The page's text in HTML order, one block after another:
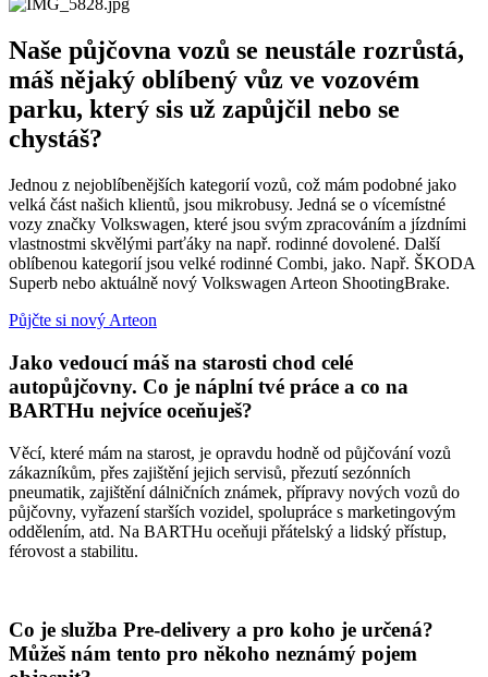
Naše půjčovna vozů se neustále rozrůstá,
máš nějaký oblíbený vůz ve vozovém
parku, který sis už zapůjčil nebo se
chystáš?
Jednou z nejoblíbenějších kategorií vozů, což mám podobné jako
velká část našich klientů, jsou mikrobusy. Jedná se o vícemístné
vozy značky Volkswagen, které jsou svým zpracováním a jízdními
vlastnostmi skvělými parťáky na např. rodinné dovolené. Další
oblíbenou kategorií jsou velké rodinné Combi, jako. Např. ŠKODA
Superb nebo aktuálně nový Volkswagen Arteon ShootingBrake.
Půjčte si nový Arteon
Jako vedoucí máš na starosti chod celé
autopůjčovny. Co je náplní tvé práce a co na
BARTHu nejvíce oceňuješ?
Věcí, které mám na starost, je opravdu hodně od půjčování vozů
zákazníkům, přes zajištění jejich servisů, přezutí sezónních
pneumatik, zajištění dálničních známek, přípravy nových vozů do
půjčovny, vyřazení starších vozidel, spolupráce s marketingovým
oddělením, atd. Na BARTHu oceňuji přátelský a lidský přístup,
férovost a stabilitu.
Co je služba Pre-delivery a pro koho je určená?
Můžeš nám tento pro někoho neznámý pojem